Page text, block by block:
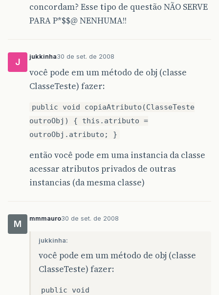
concordam? Esse tipo de questão NÃO SERVE
PARA P*$$@ NENHUMA!!
J
jukkinha30 de set. de 2008
você pode em um método de obj (classe
ClasseTeste) fazer:
public void copiaAtributo(ClasseTeste
outroObj) { this.atributo =
outroObj.atributo; }
então você pode em uma instancia da classe
acessar atributos privados de outras
instancias (da mesma classe)
M
mmmauro30 de set. de 2008
jukkinha:
você pode em um método de obj (classe
ClasseTeste) fazer:
public void